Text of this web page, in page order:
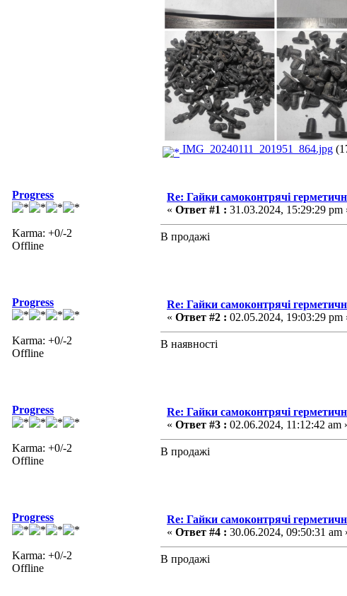
IMG_20240111_201951_864.jpg
Progress
Karma: +0/-2
Offline
Re: Гайки самоконтрячі
« Ответ #1 : 31.03.2024, 15:29:29 pm
В продажі
Progress
Karma: +0/-2
Offline
Re: Гайки самоконтрячі
« Ответ #2 : 02.05.2024, 19:03:29 pm
В наявності
Progress
Karma: +0/-2
Offline
Re: Гайки самоконтрячі
« Ответ #3 : 02.06.2024, 11:12:42 am
В продажі
Progress
Karma: +0/-2
Offline
Re: Гайки самоконтрячі
« Ответ #4 : 30.06.2024, 09:50:31 am
В продажі